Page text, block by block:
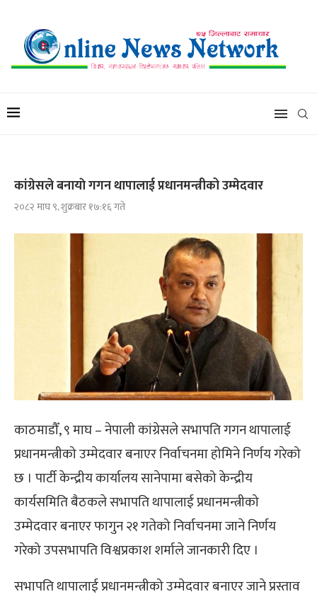
कांग्रेसले बनायाे गगन थापालाई प्रधानमन्त्रीको उम्मेदवार
२०८२ माघ ९, शुक्रबार १७:१६ गते
काठमाडौँ, ९ माघ – नेपाली कांग्रेसले सभापति गगन थापालाई
प्रधानमन्त्रीको उम्मेदवार बनाएर निर्वाचनमा होमिने निर्णय गरेको
छ । पार्टी केन्द्रीय कार्यालय सानेपामा बसेको केन्द्रीय
कार्यसमिति बैठकले सभापति थापालाई प्रधानमन्त्रीको
उम्मेदवार बनाएर फागुन २१ गतेको निर्वाचनमा जाने निर्णय
गरेको उपसभापति विश्वप्रकाश शर्माले जानकारी दिए ।
सभापति थापालाई प्रधानमन्त्रीको उम्मेदवार बनाएर जाने प्रस्ताव